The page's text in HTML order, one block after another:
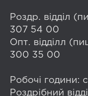
Роздр. відділ
307 54 00
Опт. відділл
300 35 00
Робочі години:
Роздрібний